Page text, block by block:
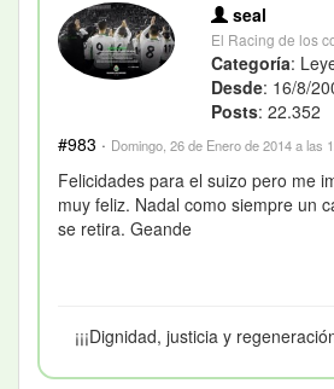
seal
El Racing de los
Categoría:
Desde: 16/8/
Posts: 22.352
#983 · Domingo, 26 de Enero de 2014 a las
Felicidades para el suizo pero me
muy feliz. Nadal como siempre un
se retira. Geande
¡¡¡Dignidad, justicia y